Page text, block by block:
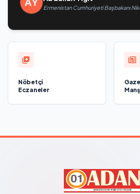
Ermenistan Cumhuriyeti Başbakanı
Nöbetçi
Eczaneler